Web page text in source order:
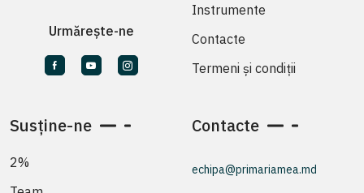
Urmărește-ne
Instrumente
Contacte
Termeni și condiții
Susține-ne
2%
Contacte
echipa@primariamea.md